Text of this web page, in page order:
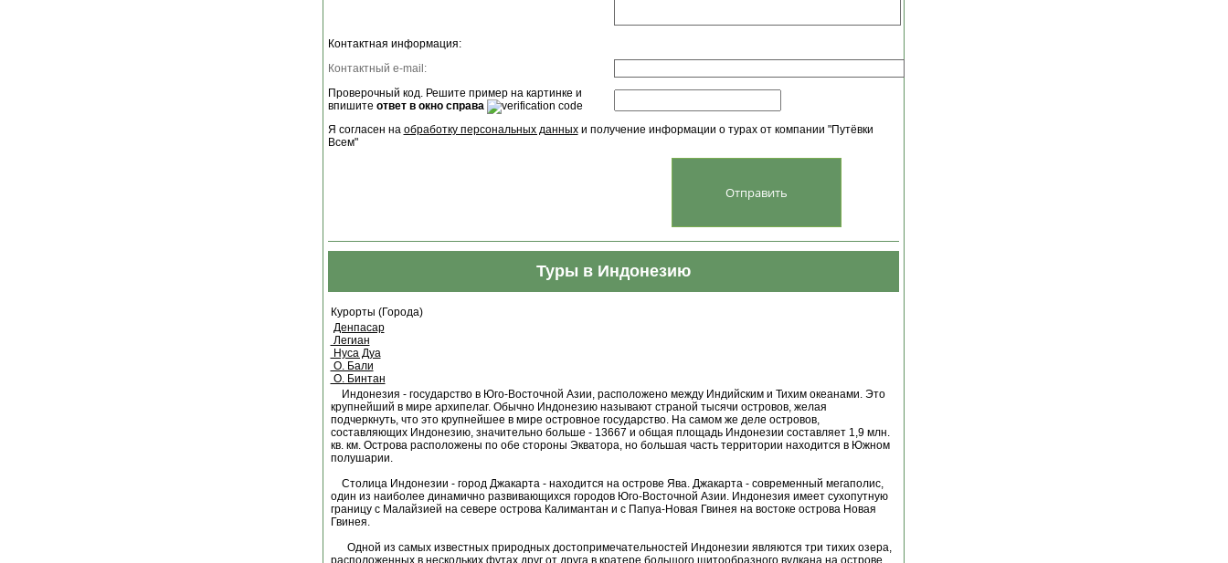
Контактная информация:
Контактный e-mail:
Проверочный код. Решите пример на картинке и
впишите ответ в окно справа
Я согласен на обработку персональных данныхи получение информации о турах от компании "Путёвки
Всем"
Туры в Индонезию
Курорты (Города)
Денпасар
Легиан
Нуса Дуа
О. Бали
О. Бинтан
Индонезия - государство в Юго-Восточной Азии, расположено между Индийским и Тихим океанами. Это
крупнейший в мире архипелаг. Обычно Индонезию называют страной тысячи островов, желая
подчеркнуть, что это крупнейшее в мире островное государство. На самом же деле островов,
составляющих Индонезию, значительно больше - 13667 и общая площадь Индонезии составляет 1,9 млн.
кв. км. Острова расположены по обе стороны Экватора, но большая часть территории находится в Южном
полушарии.
Столица Индонезии - город Джакарта - находится на острове Ява. Джакарта - современный мегаполис,
один из наиболее динамично развивающихся городов Юго-Восточной Азии. Индонезия имеет сухопутную
границу с Малайзией на севере острова Калимантан и с Папуа-Новая Гвинея на востоке острова Новая
Гвинея.
Одной из самых известных природных достопримечательностей Индонезии являются три тихих озера,
расположенных в нескольких футах друг от друга в кратере большого щитообразного вулкана на острове